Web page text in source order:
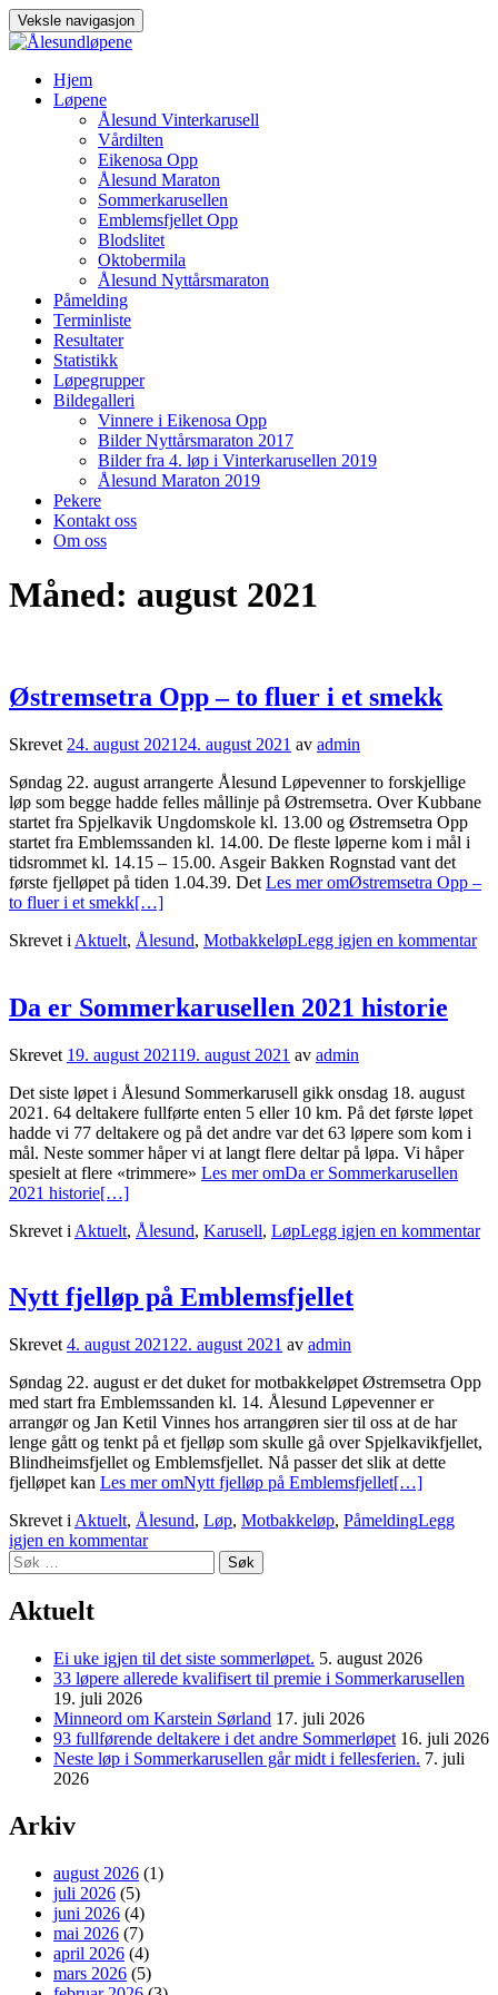
Veksle navigasjon
Hjem
Løpene
Ålesund Vinterkarusell
Vårdilten
Eikenosa Opp
Ålesund Maraton
Sommerkarusellen
Emblemsfjellet Opp
Blodslitet
Oktobermila
Ålesund Nyttårsmaraton
Påmelding
Terminliste
Resultater
Statistikk
Løpegrupper
Bildegalleri
Vinnere i Eikenosa Opp
Bilder Nyttårsmaraton 2017
Bilder fra 4. løp i Vinterkarusellen 2019
Ålesund Maraton 2019
Pekere
Kontakt oss
Om oss
Måned: august 2021
Østremsetra Opp – to fluer i et smekk
Skrevet 24. august 2021 24. august 2021 av admin
Søndag 22. august arrangerte Ålesund Løpevenner to forskjellige
løp som begge hadde felles mållinje på Østremsetra. Over Kubbane
startet fra Spjelkavik Ungdomskole kl. 13.00 og Østremsetra Opp
startet fra Emblemssanden kl. 14.00. De fleste løperne kom i mål i
tidsrommet kl. 14.15 – 15.00. Asgeir Bakken Rognstad vant det
første fjelløpet på tiden 1.04.39. Det Les mer omØstremsetra Opp –
to fluer i et smekk[…]
Skrevet i Aktuelt, Ålesund, MotbakkeløpLegg igjen en kommentar
Da er Sommerkarusellen 2021 historie
Skrevet 19. august 202119. august 2021 av admin
Det siste løpet i Ålesund Sommerkarusell gikk onsdag 18. august
2021. 64 deltakere fullførte enten 5 eller 10 km. På det første løpet
hadde vi 77 deltakere og på det andre var det 63 løpere som kom i
mål. Neste sommer håper vi at langt flere deltar på løpa. Vi håper
spesielt at flere «trimmere» Les mer omDa er Sommerkarusellen
2021 historie[…]
Skrevet i Aktuelt, Ålesund, Karusell, LøpLegg igjen en kommentar
Nytt fjelløp på Emblemsfjellet
Skrevet 4. august 2021 22. august 2021 av admin
Søndag 22. august er det duket for motbakkeløpet Østremsetra Opp
med start fra Emblemssanden kl. 14. Ålesund Løpevenner er
arrangør og Jan Ketil Vinnes hos arrangøren sier til oss at de har
lenge gått og tenkt på et fjelløp som skulle gå over Spjelkavikfjellet,
Blindheimsfjellet og Emblemsfjellet. Nå passer det slik at dette
fjelløpet kan Les mer omNytt fjelløp på Emblemsfjellet[…]
Skrevet i Aktuelt, Ålesund, Løp, Motbakkeløp, PåmeldingLegg
igjen en kommentar
Søk
etter:
Aktuelt
Ei uke igjen til det siste sommerløpet. 5. august 2026
33 løpere allerede kvalifisert til premie i Sommerkarusellen
19. juli 2026
Minneord om Karstein Sørland 17. juli 2026
93 fullførende deltakere i det andre Sommerløpet 16. juli 2026
Neste løp i Sommerkarusellen går midt i fellesferien. 7. juli
2026
Arkiv
august 2026 (1)
juli 2026 (5)
juni 2026 (4)
mai 2026 (7)
april 2026 (4)
mars 2026 (5)